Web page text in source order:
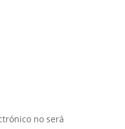
no será